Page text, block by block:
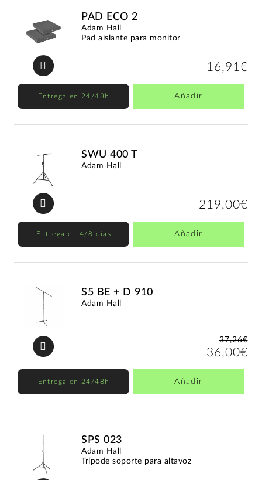
PAD ECO 2
Adam Hall
Pad aislante para monitor
16,91€
Entrega en 24/48h Añadir
SWU 400 T
Adam Hall
219,00€
Entrega en 4/8 días Añadir
S5 BE + D 910
Adam Hall
37,26€
36,00€
Entrega en 24/48h Añadir
SPS 023
Adam Hall
Trípode soporte para altavoz